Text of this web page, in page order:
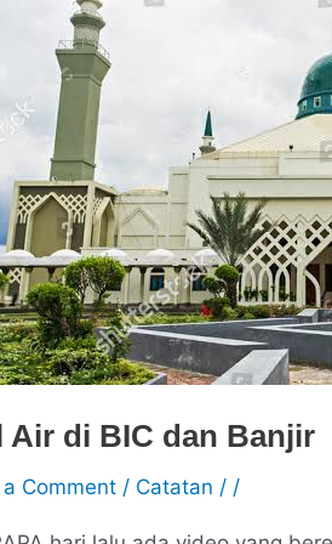
Air di BIC dan Banjir
Comment / Catatan / /